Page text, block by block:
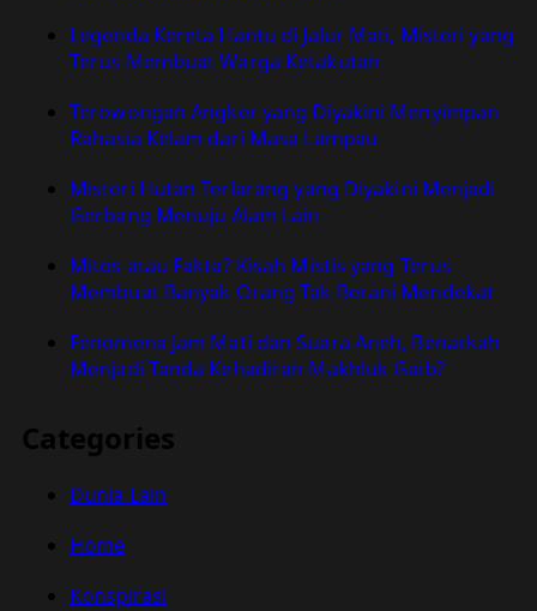
Legenda Kereta Hantu di Jalur Mati, Misteri yang
Terus Membuat Warga Ketakutan
Terowongan Angker yang Diyakini Menyimpan
Rahasia Kelam dari Masa Lampau
Misteri Hutan Terlarang yang Diyakini Menjadi
Gerbang Menuju Alam Lain
Mitos atau Fakta? Kisah Mistis yang Terus
Membuat Banyak Orang Tak Berani Mendekat
Fenomena Jam Mati dan Suara Aneh, Benarkah
Menjadi Tanda Kehadiran Makhluk Gaib?
Categories
Dunia Lain
Home
Konspirasi